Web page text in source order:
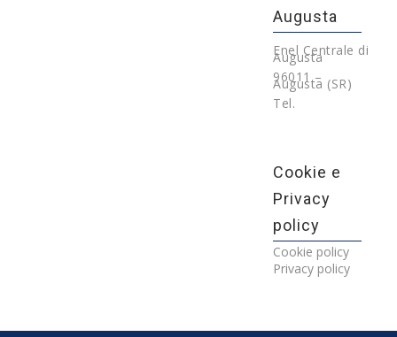
Augusta
Enel Centrale di
Augusta
96011 –
Augusta (SR)
Tel.
Cookie e
Privacy
policy
Cookie policy
Privacy policy